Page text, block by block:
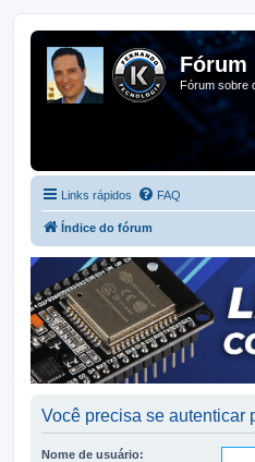
Fórum
Fórum sobre
Links rápidos FAQ
Índice do fórum
Você precisa se autenticar
Nome de usuário: